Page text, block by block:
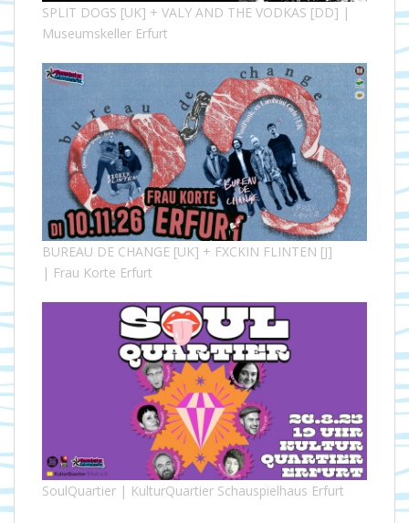
SPLIT DOGS [UK] + VALY AND THE VODKAS [DD] |
Museumskeller Erfurt
BUREAU DE CHANGE [UK] + FXCKIN FLINTEN [J]
| Frau Korte Erfurt
SoulQuartier | KulturQuartier Schauspielhaus Erfurt